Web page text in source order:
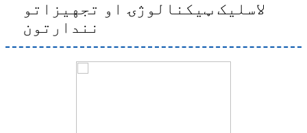
لاسلیک ټیکنالوژۍ او تجهیزاتو
نندارتون